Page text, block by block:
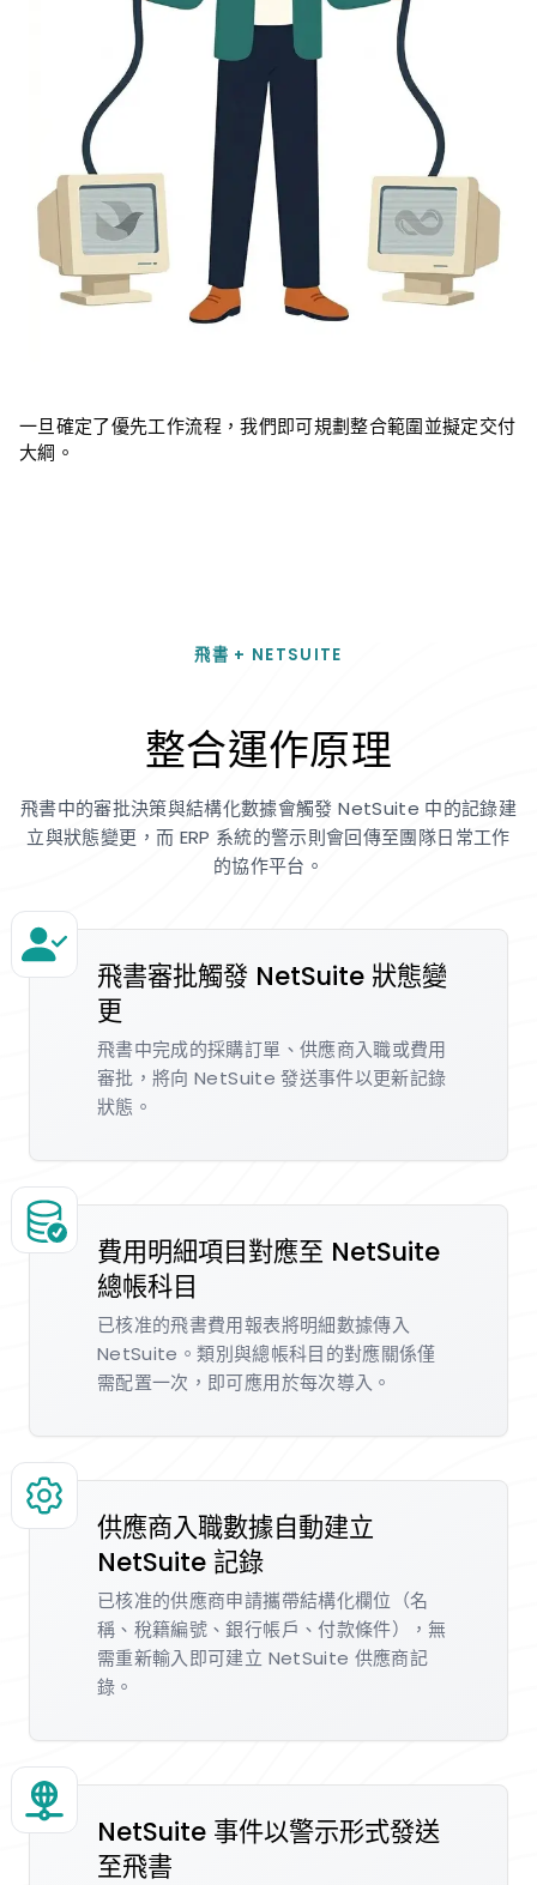
一旦確定了優先工作流程，我們即可規劃整合範圍並擬定交付
大綱。
飛書 + NETSUITE
整合運作原理
飛書中的審批決策與結構化數據會觸發 NetSuite 中的記錄建
立與狀態變更，而 ERP 系統的警示則會回傳至團隊日常工作
的協作平台。
飛書審批觸發 NetSuite 狀態變
更
飛書中完成的採購訂單、供應商入職或費用
審批，將向 NetSuite 發送事件以更新記錄
狀態。
費用明細項目對應至 NetSuite
總帳科目
已核准的飛書費用報表將明細數據傳入
NetSuite。類別與總帳科目的對應關係僅
需配置一次，即可應用於每次導入。
供應商入職數據自動建立
NetSuite 記錄
已核准的供應商申請攜帶結構化欄位（名
稱、稅籍編號、銀行帳戶、付款條件），無
需重新輸入即可建立 NetSuite 供應商記
錄。
NetSuite 事件以警示形式發送
至飛書